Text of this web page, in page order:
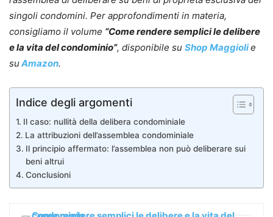
singoli condomini. Per approfondimenti in materia,
consigliamo il volume “Come rendere semplici le delibere
e la vita del condominio”, disponibile su Shop Maggiolie
suAmazon.
Indice degli argomenti
Il caso: nullità della delibera condominiale
La attribuzioni dell’assemblea condominiale
Il principio affermato: l’assemblea non può deliberare sui
beni altrui
Conclusioni